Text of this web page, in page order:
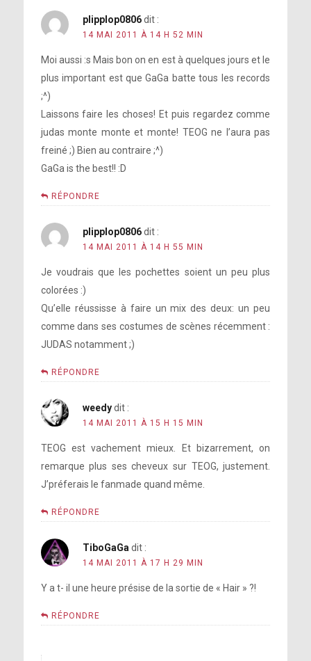
plipplop0806 dit :
14 MAI 2011 À 14 H 52 MIN
Moi aussi :s Mais bon on en est à quelques jours et le
plus important est que GaGa batte tous les records
;^)
Laissons faire les choses! Et puis regardez comme
judas monte monte et monte! TEOG ne l’aura pas
freiné ;) Bien au contraire ;^)
GaGa is the best!! :D
RÉPONDRE
plipplop0806 dit :
14 MAI 2011 À 14 H 55 MIN
Je voudrais que les pochettes soient un peu plus
colorées :)
Qu’elle réussisse à faire un mix des deux: un peu
comme dans ses costumes de scènes récemment :
JUDAS notamment ;)
RÉPONDRE
weedy dit :
14 MAI 2011 À 15 H 15 MIN
TEOG est vachement mieux. Et bizarrement, on
remarque plus ses cheveux sur TEOG, justement.
J’préferais le fanmade quand même.
RÉPONDRE
TiboGaGa dit :
14 MAI 2011 À 17 H 29 MIN
Y a t- il une heure présise de la sortie de « Hair » ?!
RÉPONDRE